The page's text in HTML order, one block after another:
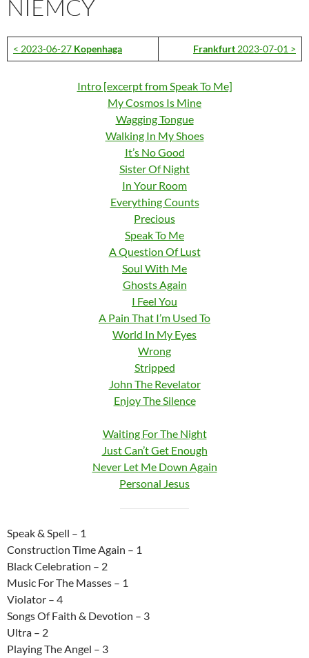
NIEMCY
< 2023-06-27 Kopenhaga Frankfurt 2023-07-01 >
Intro [excerpt from Speak To Me]
My Cosmos Is Mine
Wagging Tongue
Walking In My Shoes
It’s No Good
Sister Of Night
In Your Room
Everything Counts
Precious
Speak To Me
A Question Of Lust
Soul With Me
Ghosts Again
I Feel You
A Pain That I’m Used To
World In My Eyes
Wrong
Stripped
John The Revelator
Enjoy The Silence
Waiting For The Night
Just Can’t Get Enough
Never Let Me Down Again
Personal Jesus
Speak & Spell – 1
Construction Time Again – 1
Black Celebration – 2
Music For The Masses – 1
Violator – 4
Songs Of Faith & Devotion – 3
Ultra – 2
Playing The Angel – 3